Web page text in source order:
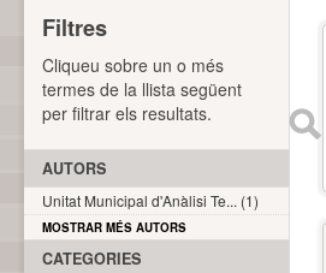
Filtres
Cliqueu sobre un o més
termes de la llista següent
per filtrar els resultats.
AUTORS
Unitat Municipal d'Anàlisi Te... (1)
MOSTRAR MÉS AUTORS
CATEGORIES